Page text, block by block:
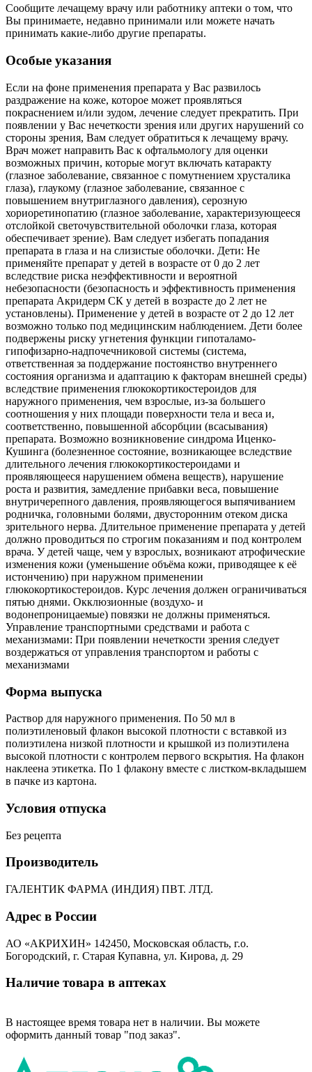
Сообщите лечащему врачу или работнику аптеки о том, что
Вы принимаете, недавно принимали или можете начать
принимать какие-либо другие препараты.
Особые указания
Если на фоне применения препарата у Вас развилось
раздражение на коже, которое может проявляться
покраснением и/или зудом, лечение следует прекратить. При
появлении у Вас нечеткости зрения или других нарушений со
стороны зрения, Вам следует обратиться к лечащему врачу.
Врач может направить Вас к офтальмологу для оценки
возможных причин, которые могут включать катаракту
(глазное заболевание, связанное с помутнением хрусталика
глаза), глаукому (глазное заболевание, связанное с
повышением внутриглазного давления), серозную
хориоретинопатию (глазное заболевание, характеризующееся
отслойкой светочувствительной оболочки глаза, которая
обеспечивает зрение). Вам следует избегать попадания
препарата в глаза и на слизистые оболочки. Дети: Не
применяйте препарат у детей в возрасте от 0 до 2 лет
вследствие риска неэффективности и вероятной
небезопасности (безопасность и эффективность применения
препарата Акридерм СК у детей в возрасте до 2 лет не
установлены). Применение у детей в возрасте от 2 до 12 лет
возможно только под медицинским наблюдением. Дети более
подвержены риску угнетения функции гипоталамо-
гипофизарно-надпочечниковой системы (система,
ответственная за поддержание постоянство внутреннего
состояния организма и адаптацию к факторам внешней среды)
вследствие применения глюкокортикостероидов для
наружного применения, чем взрослые, из-за большего
соотношения у них площади поверхности тела и веса и,
соответственно, повышенной абсорбции (всасывания)
препарата. Возможно возникновение синдрома Иценко-
Кушинга (болезненное состояние, возникающее вследствие
длительного лечения глюкокортикостероидами и
проявляющееся нарушением обмена веществ), нарушение
роста и развития, замедление прибавки веса, повышение
внутричерепного давления, проявляющегося выпячиванием
родничка, головными болями, двусторонним отеком диска
зрительного нерва. Длительное применение препарата у детей
должно проводиться по строгим показаниям и под контролем
врача. У детей чаще, чем у взрослых, возникают атрофические
изменения кожи (уменьшение объёма кожи, приводящее к её
истончению) при наружном применении
глюкокортикостероидов. Курс лечения должен ограничиваться
пятью днями. Окклюзионные (воздухо- и
водонепроницаемые) повязки не должны применяться.
Управление транспортными средствами и работа с
механизмами: При появлении нечеткости зрения следует
воздержаться от управления транспортом и работы с
механизмами
Форма выпуска
Раствор для наружного применения. По 50 мл в
полиэтиленовый флакон высокой плотности с вставкой из
полиэтилена низкой плотности и крышкой из полиэтилена
высокой плотности с контролем первого вскрытия. На флакон
наклеена этикетка. По 1 флакону вместе c листком-вкладышем
в пачке из картона.
Условия отпуска
Без рецепта
Производитель
ГАЛЕНТИК ФАРМА (ИНДИЯ) ПВТ. ЛТД.
Адрес в России
АО «АКРИХИН» 142450, Московская область, г.о.
Богородский, г. Старая Купавна, ул. Кирова, д. 29
Наличие товара в аптеках
В настоящее время товара нет в наличии. Вы можете
оформить данный товар "под заказ".